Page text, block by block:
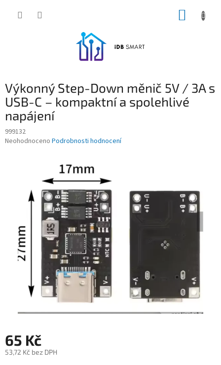
Výkonný Step-Down měnič 5V / 3A s
USB-C – kompaktní a spolehlivé
napájení
999132
Průměrné
Neohodnoceno Podrobnosti hodnocení
65 Kč
53,72 Kč bez DPH